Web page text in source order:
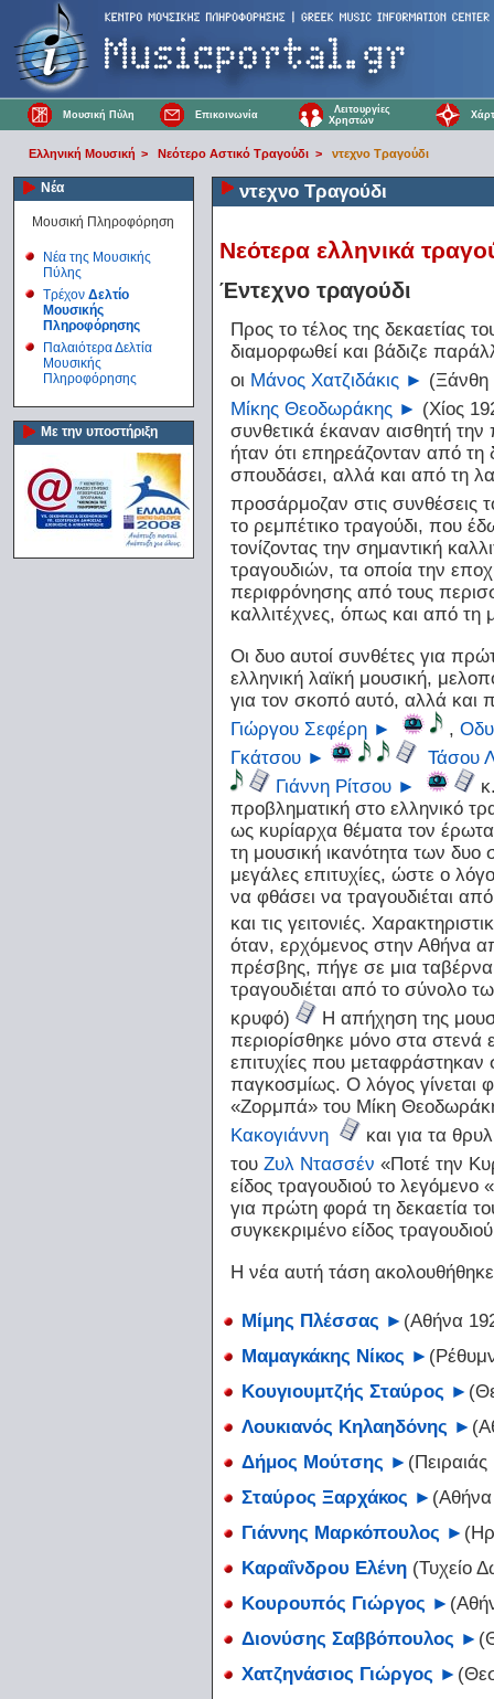
Μουσική Πύλη Επικοινωνία
Λειτουργίες
Χρηστών
Ελληνική Μουσική > Νεότερο Αστικό Τραγούδι > ντεχνο Τραγούδι
Νέα
Μουσική Πληροφόρηση
Νέα της Μουσικής
Πύλης
Τρέχον Δελτίο
Μουσικής
Πληροφόρησης
Παλαιότερα Δελτία
Μουσικής
Πληροφόρησης
Με την υποστήριξη
ντεχνο Τραγούδι
Νεότερα ελληνικά
Έντεχνο τραγούδι
Προς το τέλος της δεκαετίας
διαμορφωθεί και βάδιζε
οι Μάνος Χατζιδάκις ► (Ξάνθη
Μίκης Θεοδωράκης ► (Χίος
συνθετικά έκαναν αισθητή
ήταν ότι επηρεάζονταν από τη
σπουδάσει, αλλά και από τη
προσάρμοζαν στις συνθέσεις
το ρεμπέτικο τραγούδι, που
τονίζοντας την σημαντική
τραγουδιών, τα οποία την
περιφρόνησης από τους
καλλιτέχνες, όπως και από τη
Οι δυο αυτοί συνθέτες για
ελληνική λαϊκή μουσική,
για τον σκοπό αυτό, αλλά και
Γιώργου Σεφέρη ► ,
Γκάτσου ►
Τάσου
Γιάννη Ρίτσου ►
προβληματική στο ελληνικό
ως κυρίαρχα θέματα τον
τη μουσική ικανότητα των δυο
μεγάλες επιτυχίες, ώστε ο
να φθάσει να τραγουδιέται
και τις γειτονιές.
όταν, ερχόμενος στην Αθήνα
πρέσβης, πήγε σε μια
τραγουδιέται από το σύνολο
κρυφό)
Η απήχηση της
περιορίσθηκε μόνο στα στενά
επιτυχίες που
παγκοσμίως. Ο λόγος γίνεται
«Ζορμπά» του Μίκη
Κακογιάννη
και για τα
του Ζυλ Ντασσέν «Ποτέ την
είδος τραγουδιού το λεγόμενο «
για πρώτη φορά τη δεκαετία
συγκεκριμένο είδος
Η νέα αυτή τάση
Μίμης Πλέσσας ► (Αθήνα
Μαμαγκάκης Νίκος ►
Κουγιουμτζής Σταύρος ►
Λουκιανός Κηλαηδόνης ►
Δήμος Μούτσης ►
Σταύρος Ξαρχάκος ►
Γιάννης Μαρκόπουλος ►
Καραΐνδρου Ελένη (Τυχείο
Κουρουπός Γιώργος ►
Διονύσης Σαββόπουλος ►
Χατζηνάσιος Γιώργος ►